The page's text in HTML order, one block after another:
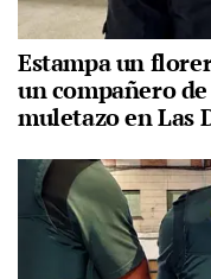
Estampa un
un compañero
muletazo en Las